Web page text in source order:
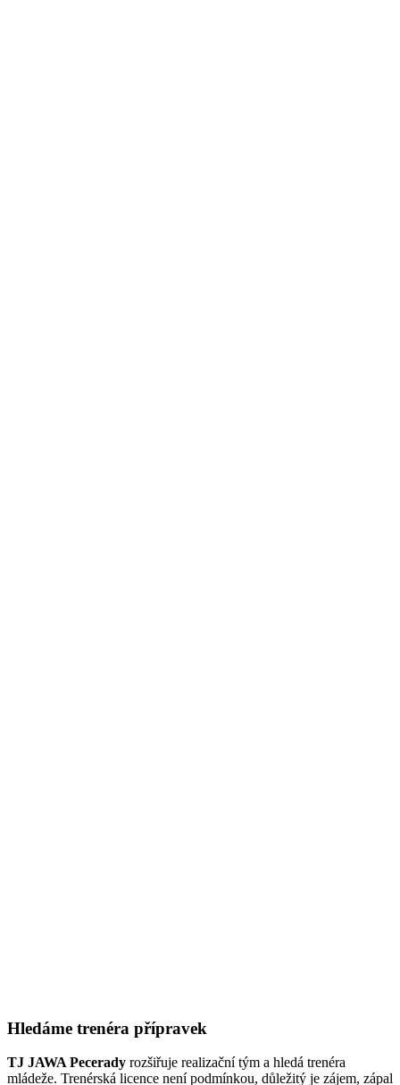
Hledáme trenéra přípravek
TJ JAWA Pecerady rozšiřuje realizační tým a hledá trenéra
mládeže. Trenérská licence není podmínkou, důležitý je zájem, zápal